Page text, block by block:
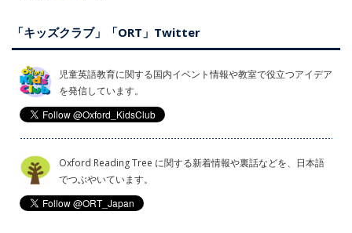
「キッズクラブ」「ORT」Twitter
児童英語教育に関する国内イベント情報や教室で役立つアイデア
を発信しています。
Oxford Reading Tree に関する新着情報や裏話などを、日本語
でつぶやいています。